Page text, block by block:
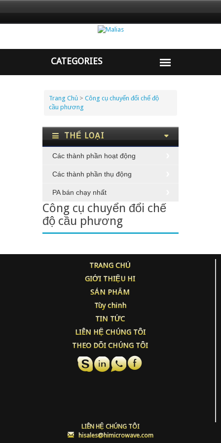
Trang Chủ > Công cụ chuyển đổi chế độ
cầu phương
THỂ LOẠI
Các thành phần hoạt động
Các thành phần thụ động
PA bán chạy nhất
Công cụ chuyển đổi chế
độ cầu phương
TRANG CHỦ
GIỚI THIỆU HI
SẢN PHẨM
Tùy chỉnh
TIN TỨC
LIÊN HỆ CHÚNG TÔI
THEO DÕI CHÚNG TÔI
LIÊN HỆ CHÚNG TÔI
hisales@himicrowave.com